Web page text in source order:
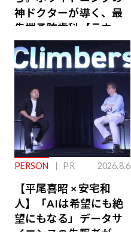
神ドクターが導く、最
先端予防歯科【ラウン
ジ会員特典あり】
PERSON PR 2026.8.6
【平尾喜昭 × 安宅和
人】「AIは希望にも絶
望にもなる」データサ
イエンスの先駆者が語